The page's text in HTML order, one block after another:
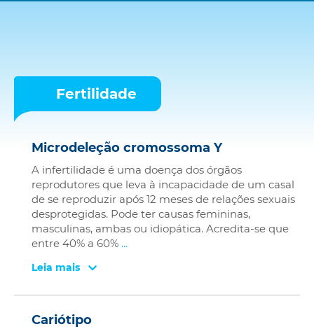
Fertilidade
Microdeleção cromossoma Y
A infertilidade é uma doença dos órgãos
reprodutores que leva à incapacidade de um casal
de se reproduzir após 12 meses de relações sexuais
desprotegidas. Pode ter causas femininas,
masculinas, ambas ou idiopática. Acredita-se que
entre 40% a 60% ...
Leia mais
Cariótipo